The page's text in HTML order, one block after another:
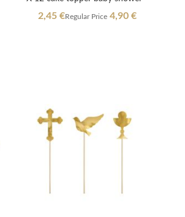
Special
Price
2,45 €Regular Price 4,90 €